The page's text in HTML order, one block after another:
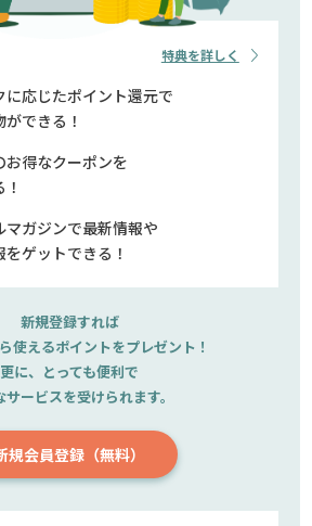
に応じたポイント還元で
できる！
お得なクーポンを
マガジンで最新情報や
ゲットできる！
特典を詳しく
新規登録すれば
使えるポイントをプレゼント！
更に、とっても便利で
サービスを受けられます。
規会員登録（無料）